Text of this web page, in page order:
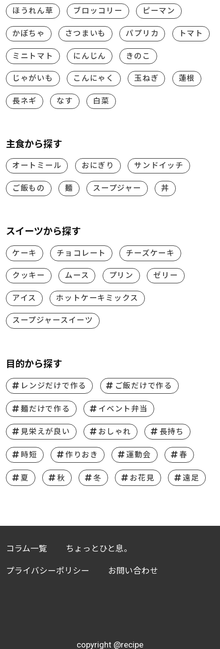
ほうれん草 ブロッコリー ピーマン
かぼちゃ さつまいも パプリカ トマト
ミニトマト にんじん きのこ
じゃがいも こんにゃく 玉ねぎ 蓮根
長ネギ なす 白菜
主食から探す
オートミール おにぎり サンドイッチ
ご飯もの 麺 スープジャー 丼
スイーツから探す
ケーキ チョコレート チーズケーキ
クッキー ムース プリン ゼリー
アイス ホットケーキミックス
スープジャースイーツ
目的から探す
レンジだけで作る ご飯だけで作る
麺だけで作る イベント弁当
見栄えが良い おしゃれ 長持ち
時短 作りおき 運動会 春
夏 秋 冬 お花見 遠足
コラム一覧 ちょっとひと息。
プライバシーポリシー お問い合わせ
copyright @recipe